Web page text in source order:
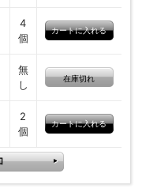
4
個
無
し
在庫切れ
2
個